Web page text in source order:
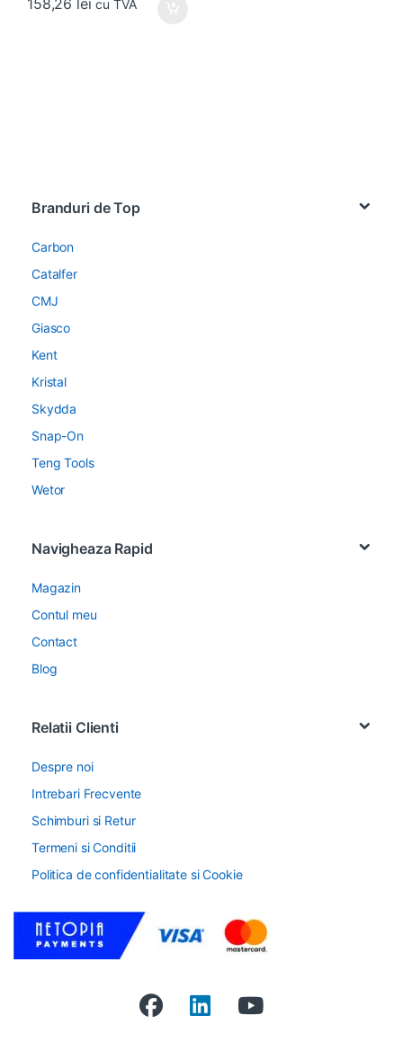
cu TVA
Branduri de Top
Carbon
Catalfer
CMJ
Giasco
Kent
Kristal
Skydda
Snap-On
Teng Tools
Wetor
Navigheaza Rapid
Magazin
Contul meu
Contact
Blog
Relatii Clienti
Despre noi
Intrebari Frecvente
Schimburi si Retur
Termeni si Conditii
Politica de confidentialitate si Cookie